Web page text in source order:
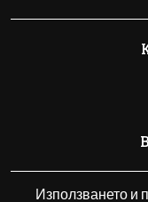
Използването и